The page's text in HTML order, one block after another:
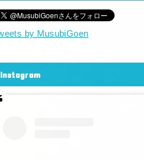
by MusubiGoen
Instagram